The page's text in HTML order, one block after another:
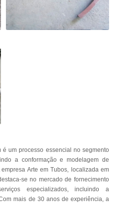
um processo essencial no segmento
a conformação e modelagem de
Arte em Tubos, localizada em
se no mercado de fornecimento
especializados, incluindo a
mais de 30 anos de experiência, a